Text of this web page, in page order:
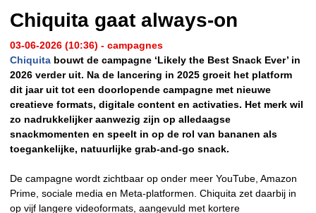
Chiquita gaat always-on
03-06-2026 (10:36) - campagnes
Chiquita bouwt de campagne ‘Likely the Best Snack Ever’ in
2026 verder uit. Na de lancering in 2025 groeit het platform
dit jaar uit tot een doorlopende campagne met nieuwe
creatieve formats, digitale content en activaties. Het merk wil
zo nadrukkelijker aanwezig zijn op alledaagse
snackmomenten en speelt in op de rol van bananen als
toegankelijke, natuurlijke grab-and-go snack.
De campagne wordt zichtbaar op onder meer YouTube, Amazon
Prime, sociale media en Meta-platformen. Chiquita zet daarbij in
op vijf langere videoformats, aangevuld met kortere